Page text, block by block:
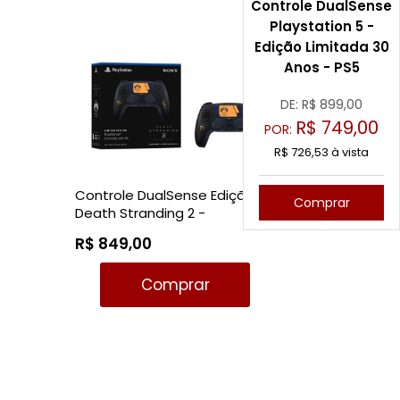
Controle DualSense
Playstation 5 -
Edição Limitada 30
Anos - PS5
DE: R$ 899,00
POR: R$ 749,00
R$ 726,53 à vista
Comprar
Controle DualSense Edição
Death Stranding 2 -
R$ 849,00
Comprar